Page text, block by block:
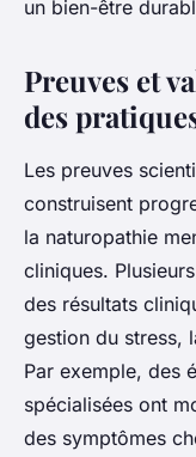
un bien-être
Preuves et
des
Les preuves
construisent
la naturopathie
cliniques.
des résultats
gestion du stress,
Par exemple, des
spécialisées ont
des symptômes